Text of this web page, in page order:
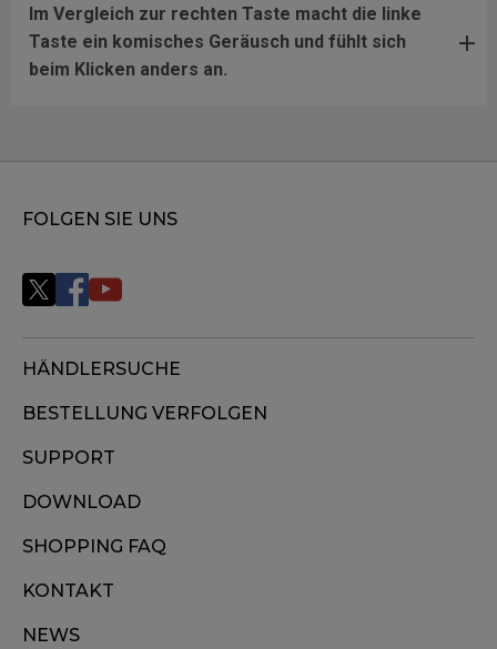
Im Vergleich zur rechten Taste macht die linke
Taste ein komisches Geräusch und fühlt sich
beim Klicken anders an.
FOLGEN SIE UNS
HÄNDLERSUCHE
BESTELLUNG VERFOLGEN
SUPPORT
DOWNLOAD
SHOPPING FAQ
KONTAKT
NEWS